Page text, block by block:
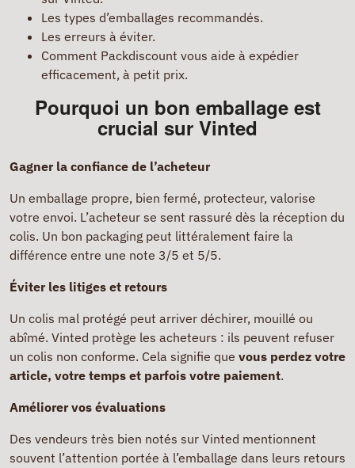
Les types d’emballages recommandés.
Les erreurs à éviter.
Comment Packdiscount vous aide à expédier
efficacement, à petit prix.
Pourquoi un bon emballage est
crucial sur Vinted
Gagner la confiance de l’acheteur
Un emballage propre, bien fermé, protecteur, valorise
votre envoi. L’acheteur se sent rassuré dès la réception du
colis. Un bon packaging peut littéralement faire la
différence entre une note 3/5 et 5/5.
Éviter les litiges et retours
Un colis mal protégé peut arriver déchirer, mouillé ou
abîmé. Vinted protège les acheteurs : ils peuvent refuser
un colis non conforme. Cela signifie que vous perdez votre
article, votre temps et parfois votre paiement.
Améliorer vos évaluations
Des vendeurs très bien notés sur Vinted mentionnent
souvent l’attention portée à l’emballage dans leurs retours